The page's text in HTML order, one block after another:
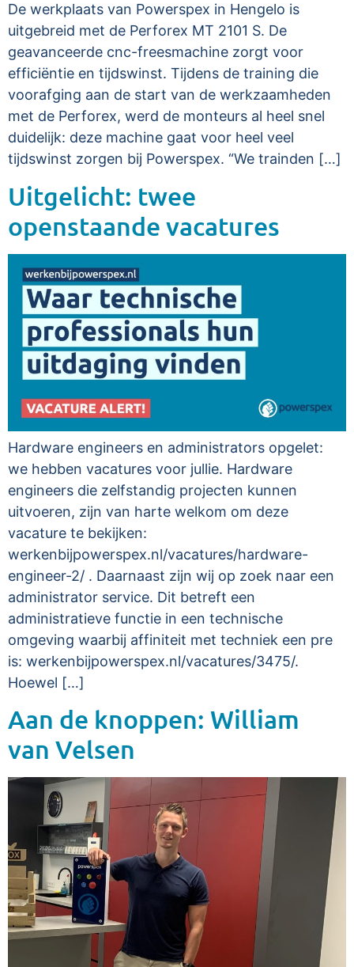
De werkplaats van Powerspex in Hengelo is
uitgebreid met de Perforex MT 2101 S. De
geavanceerde cnc-freesmachine zorgt voor
efficiëntie en tijdswinst. Tijdens de training die
voorafging aan de start van de werkzaamheden
met de Perforex, werd de monteurs al heel snel
duidelijk: deze machine gaat voor heel veel
tijdswinst zorgen bij Powerspex. “We trainden […]
Uitgelicht: twee
openstaande vacatures
Hardware engineers en administrators opgelet:
we hebben vacatures voor jullie. Hardware
engineers die zelfstandig projecten kunnen
uitvoeren, zijn van harte welkom om deze
vacature te bekijken:
werkenbijpowerspex.nl/vacatures/hardware-
engineer-2/ . Daarnaast zijn wij op zoek naar een
administrator service. Dit betreft een
administratieve functie in een technische
omgeving waarbij affiniteit met techniek een pre
is: werkenbijpowerspex.nl/vacatures/3475/.
Hoewel […]
Aan de knoppen: William
van Velsen